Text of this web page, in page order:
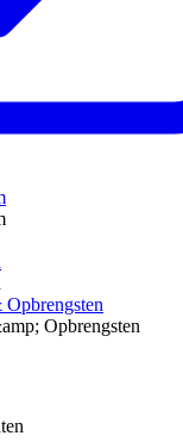
Opbrengsten